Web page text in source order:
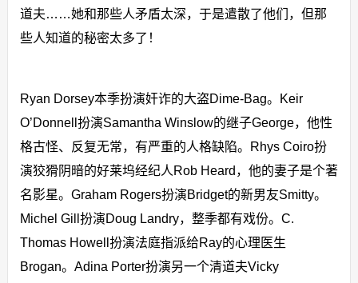
道夫……她和那些人矛盾太深，于是遣散了他们，但那
些人知道的秘密太多了！
Ryan Dorsey本季扮演奸诈的大盗Dime-Bag。Keir
O’Donnell扮演Samantha Winslow的继子George，他性
格古怪、反复无常，有严重的人格缺陷。Rhys Coiro扮
演狡猾阴暗的好莱坞经纪人Rob Heard，他的妻子是个著
名影星。Graham Rogers扮演Bridget的新男友Smitty。
Michel Gill扮演Doug Landry，整季都有戏份。C.
Thomas Howell扮演法庭指派给Ray的心理医生
Brogan。Adina Porter扮演另一个清道夫Vicky